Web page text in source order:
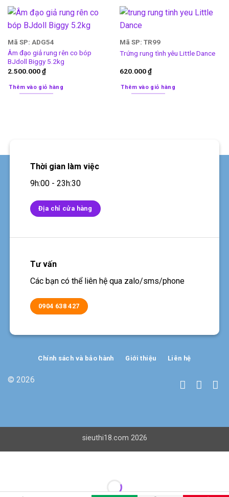
Mã SP: ADG54
Âm đạo giả rung rên co bóp
BJdoll Biggy 5.2kg
2.500.000₫
Thêm vào giỏ hàng
Mã SP: TR99
Trứng rung tình yêu Little Dance
620.000₫
Thêm vào giỏ hàng
Thời gian làm việc
9h:00 - 23h:30
Địa chỉ cửa hàng
Tư vấn
Các bạn có thể liên hệ qua zalo/sms/phone
0904 638 427
© 2026
Chính sách và bảo hành Giới thiệu Liên hệ
sieuthi18.com 2026